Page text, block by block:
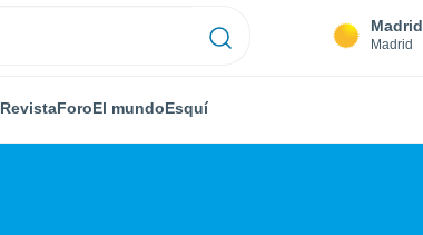
Madrid
Madrid
RevistaForoEl mundoEsquí